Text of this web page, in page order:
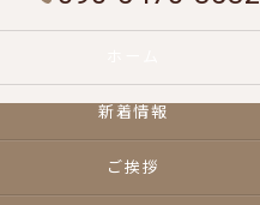
新着情報
ご挨拶